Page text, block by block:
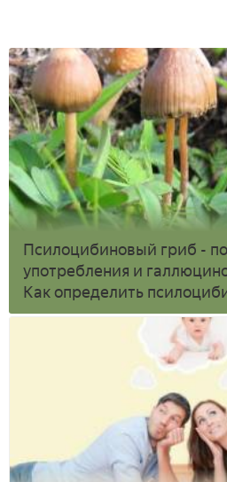
Псилоцибиновый гриб -
употребления и
Как определить